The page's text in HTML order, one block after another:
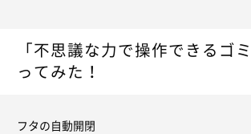
「不思議な力で操作できるゴ
ってみた！
フタの自動開閉